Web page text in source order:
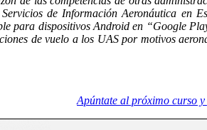
de Información Aeronáutica en
para dispositivos Android en “Google
de vuelo a los UAS por motivos
Apúntate al próximo curso